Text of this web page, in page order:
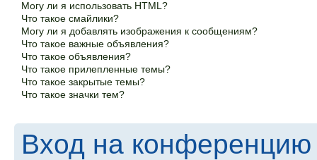
Могу ли я использовать HTML?
Что такое смайлики?
Могу ли я добавлять изображения к сообщениям?
Что такое важные объявления?
Что такое объявления?
Что такое прилепленные темы?
Что такое закрытые темы?
Что такое значки тем?
Вход на конференцию